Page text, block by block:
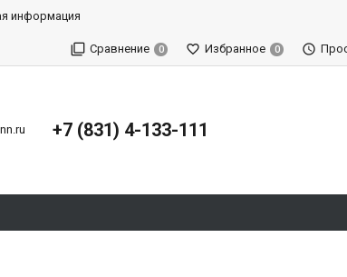
информация
Сравнение 0 Избранное 0
+7 (831) 4-133-111